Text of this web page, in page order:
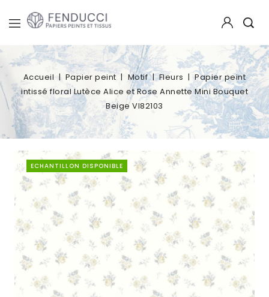
Accueil Papier peint Motif Fleurs
Papier peint
intissé floral Lutèce Alice et Rose Annette Mini Bouquet
Beige VI82103
ECHANTILLON DISPONIBLE